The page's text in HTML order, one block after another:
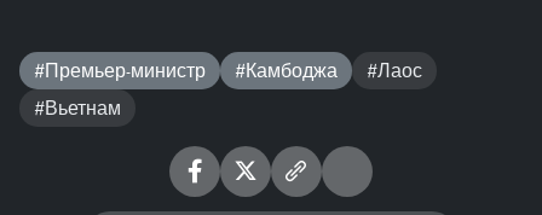
#Премьер-министр #Камбоджа
#Лаос
#Вьетнам